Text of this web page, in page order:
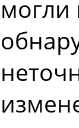
могли